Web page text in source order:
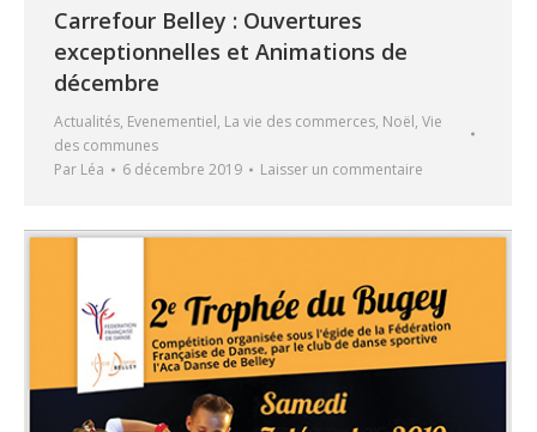
Carrefour Belley : Ouvertures
exceptionnelles et Animations de
décembre
Actualités, Evenementiel, La vie des commerces, Noël, Vie
des communes
Par Léa 6 décembre 2019 Laisser un commentaire